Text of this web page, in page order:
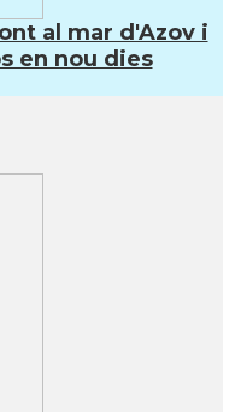
al mar d'Azov i
en nou dies